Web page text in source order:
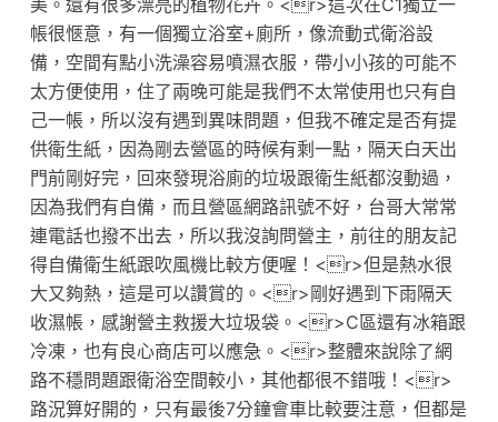
美。還有很多漂亮的植物花卉。<r>這次在C1獨立一
帳很愜意，有一個獨立浴室+廁所，像流動式衛浴設
備，空間有點小洗澡容易噴濕衣服，帶小小孩的可能不
太方便使用，住了兩晚可能是我們不太常使用也只有自
己一帳，所以沒有遇到異味問題，但我不確定是否有提
供衛生紙，因為剛去營區的時候有剩一點，隔天白天出
門前剛好完，回來發現浴廁的垃圾跟衛生紙都沒動過，
因為我們有自備，而且營區網路訊號不好，台哥大常常
連電話也撥不出去，所以我沒詢問營主，前往的朋友記
得自備衛生紙跟吹風機比較方便喔！<r>但是熱水很
大又夠熱，這是可以讚賞的。<r>剛好遇到下雨隔天
收濕帳，感謝營主救援大垃圾袋。<r>C區還有冰箱跟
冷凍，也有良心商店可以應急。<r>整體來說除了網
路不穩問題跟衛浴空間較小，其他都很不錯哦！<r>
路況算好開的，只有最後7分鐘會車比較要注意，但都是